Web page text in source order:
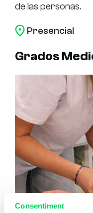
Consentiment
de las personas.
Presencial
Grados